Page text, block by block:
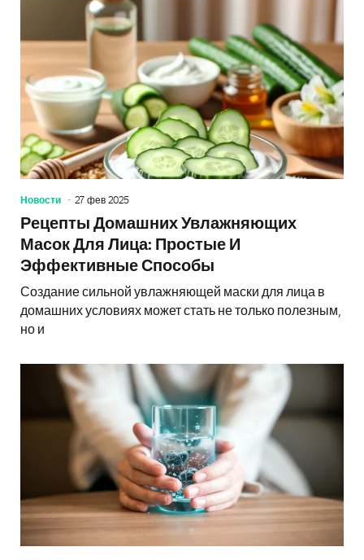
Новости 27 фев 2025
Рецепты Домашних Увлажняющих
Масок Для Лица: Простые И
Эффективные Способы
Создание сильной увлажняющей маски для лица в
домашних условиях может стать не только полезным,
но и